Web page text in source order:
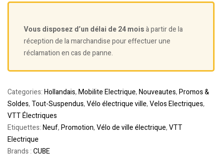
Vous disposez d’un délai de 24 moisà partir de la
réception de la marchandise pour effectuer une
réclamation en cas de panne.
Categories:Hollandais,Mobilite Electrique,Nouveautes,Promos &
Soldes,Tout-Suspendus,Vélo électrique ville,Velos Electriques,
VTT Électriques
Etiquettes:Neuf,Promotion,Vélo de ville électrique,VTT
Electrique
Brands :CUBE